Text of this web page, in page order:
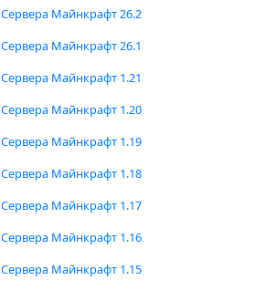
Сервера Майнкрафт 26.2
Сервера Майнкрафт 26.1
Сервера Майнкрафт 1.21
Сервера Майнкрафт 1.20
Сервера Майнкрафт 1.19
Сервера Майнкрафт 1.18
Сервера Майнкрафт 1.17
Сервера Майнкрафт 1.16
Сервера Майнкрафт 1.15